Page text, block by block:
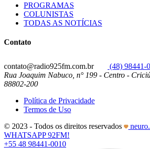
PROGRAMAS
COLUNISTAS
TODAS AS NOTÍCIAS
Contato
contato@radio925fm.com.br
(48) 98441-
Rua Joaquim Nabuco, n° 199 - Centro -
88802-200
Política de Privacidade
Termos de Uso
© 2023 - Todos os direitos reservados
WHATSAPP 92FM!
+55 48 98441-0010